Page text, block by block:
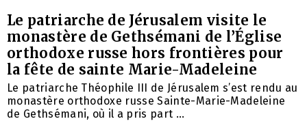
Le patriarche de Jérusalem visite le
monastère de Gethsémani de l’Église
orthodoxe russe hors frontières pour
la fête de sainte Marie-Madeleine
Le patriarche Théophile III de Jérusalem s’est rendu au
monastère orthodoxe russe Sainte-Marie-Madeleine
de Gethsémani, où il a pris part ...